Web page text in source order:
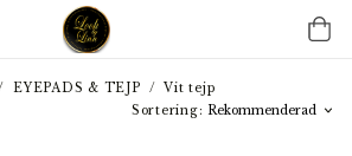
EYEPADS & TEJP / Vit tejp
Sortering: